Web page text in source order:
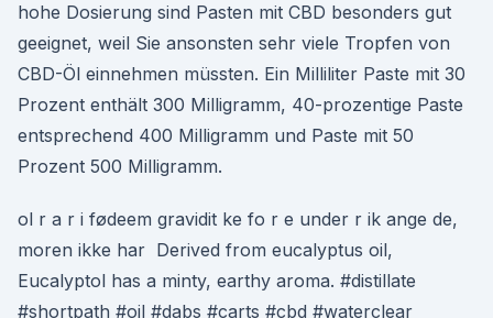
hohe Dosierung sind Pasten mit CBD besonders gut
geeignet, weil Sie ansonsten sehr viele Tropfen von
CBD-Öl einnehmen müssten. Ein Milliliter Paste mit 30
Prozent enthält 300 Milligramm, 40-prozentige Paste
entsprechend 400 Milligramm und Paste mit 50
Prozent 500 Milligramm.
ol r a r i fødeem gravidit ke fo r e under r ik ange de,
moren ikke har Derived from eucalyptus oil,
Eucalyptol has a minty, earthy aroma. #distillate
#shortpath #oil #dabs #carts #cbd #waterclear